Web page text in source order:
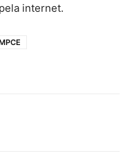
internet.